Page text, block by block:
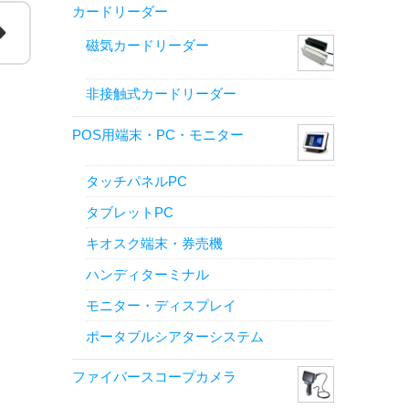
カードリーダー
磁気カードリーダー
非接触式カードリーダー
POS用端末・PC・モニター
タッチパネルPC
タブレットPC
キオスク端末・券売機
ハンディターミナル
モニター・ディスプレイ
ポータブルシアターシステム
ファイバースコープカメラ